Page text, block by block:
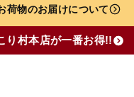
荷物のお届けについて
り村本店が一番お得!!